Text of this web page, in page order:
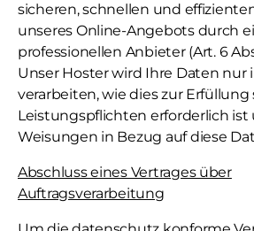
sicheren, schnellen und
unseres Online-Angebots durch
professionellen Anbieter (Art. 6
Unser Hoster wird Ihre Daten nur
verarbeiten, wie dies zur Erfüllung
Leistungspflichten erforderlich ist
Weisungen in Bezug auf diese
Abschluss eines Vertrages über
Auftragsverarbeitung